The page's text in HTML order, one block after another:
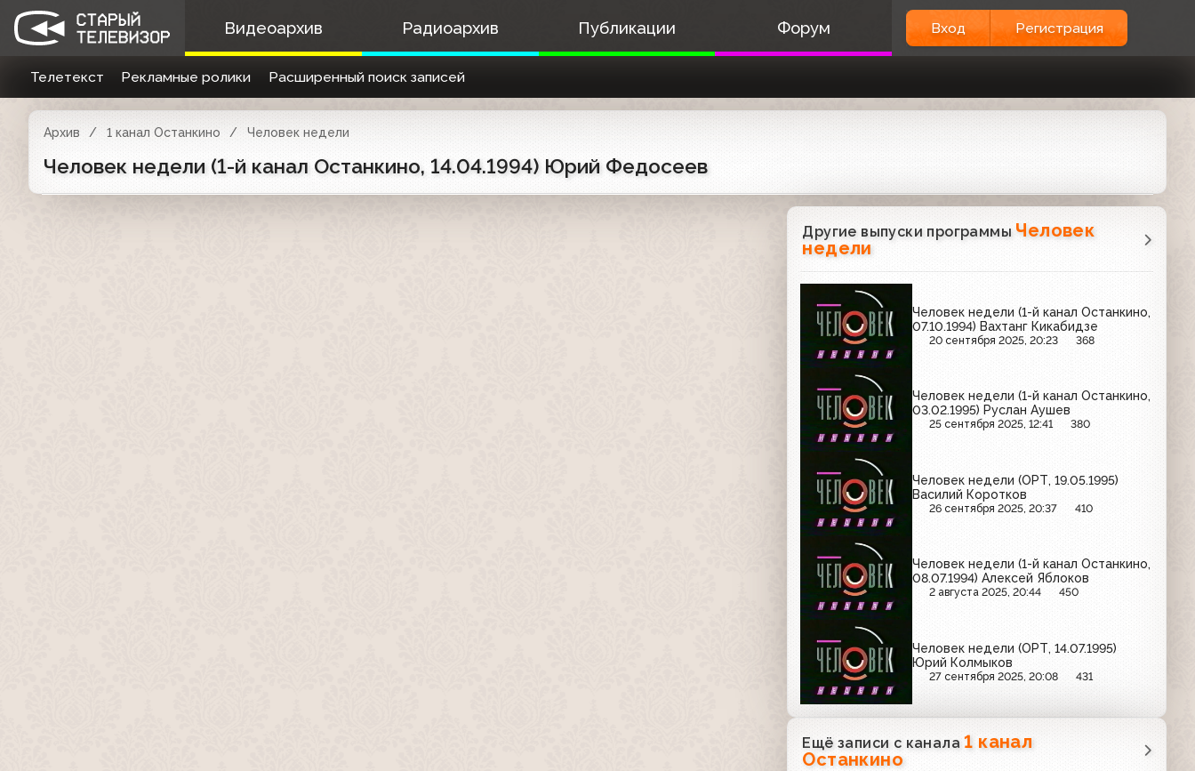
Видеоархив Радиоархив Публикации Форум Вход Регистрация
Телетекст Рекламные ролики Расширенный поиск записей
Архив 1 канал Останкино Человек недели
Человек недели (1-й канал Останкино, 14.04.1994) Юрий Федосеев
Другие выпуски программы Человек
недели
Человек недели (1-й канал Останкино,
07.10.1994) Вахтанг Кикабидзе
20 сентября 2025, 20:23 368
Человек недели (1-й канал Останкино,
03.02.1995) Руслан Аушев
25 сентября 2025, 12:41 380
Человек недели (ОРТ, 19.05.1995)
Василий Коротков
26 сентября 2025, 20:37 410
Человек недели (1-й канал Останкино,
08.07.1994) Алексей Яблоков
2 августа 2025, 20:44 450
Человек недели (ОРТ, 14.07.1995)
Юрий Колмыков
27 сентября 2025, 20:08 431
Ещё записи с канала1 канал
Останкино